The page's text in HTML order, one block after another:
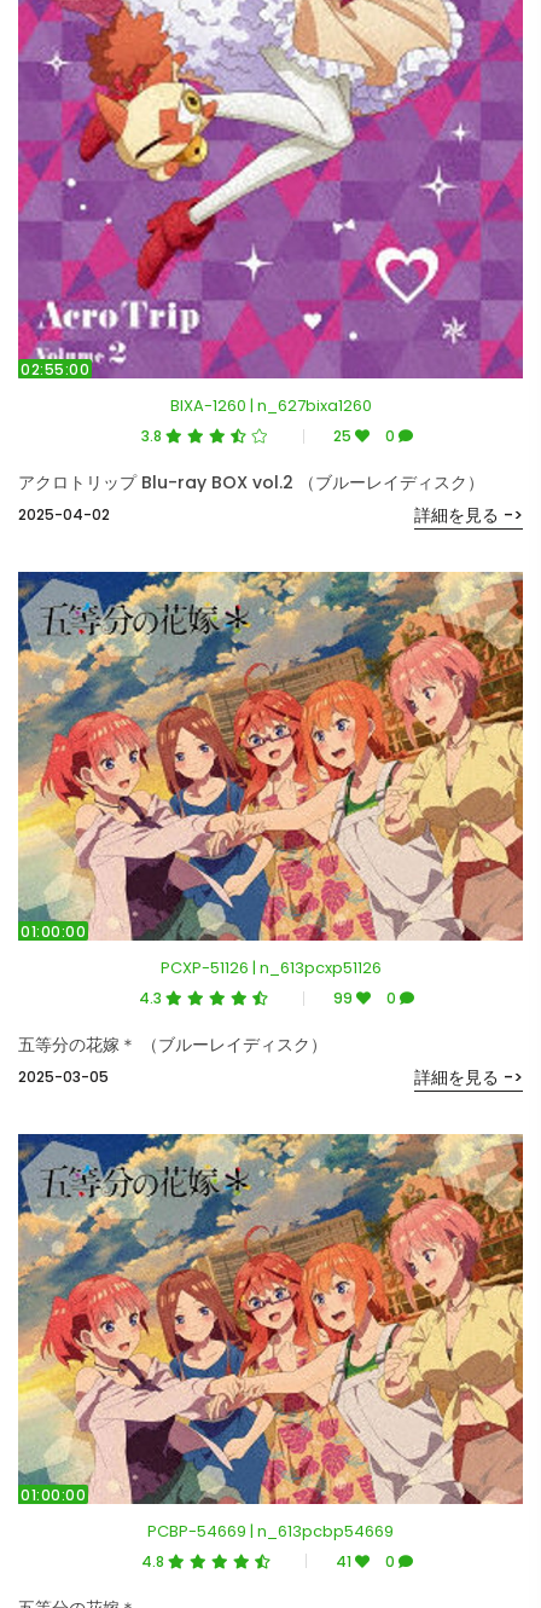
02:55:00
BIXA-1260 | n_627bixa1260
3.8 25 0
2025-04-02
アクロトリップ Blu-ray BOX vol.2 （ブルーレイディスク）
詳細を見る ->
01:00:00
PCXP-51126 | n_613pcxp51126
4.3 99 0
2025-03-05
五等分の花嫁＊ （ブルーレイディスク）
詳細を見る ->
01:00:00
PCBP-54669 | n_613pcbp54669
4.8 41 0